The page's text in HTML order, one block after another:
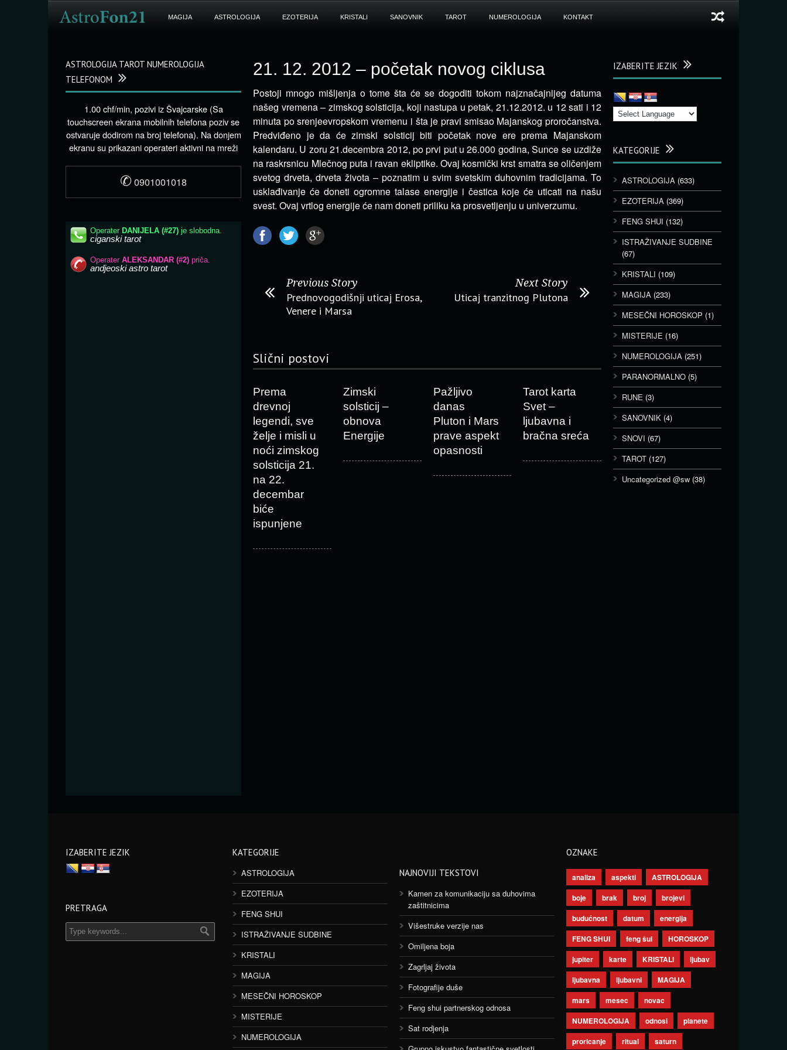
MAGIJA ASTROLOGIJA EZOTERIJA KRISTALI SANOVNIK TAROT NUMEROLOGIJA KONTAKT
21. 12. 2012 – početak novog ciklusa
Postoji mnogo mišljenja o tome šta će se dogoditi tokom najznačajnijeg datuma
našeg vremena – zimskog solsticija, koji nastupa u petak, 21.12.2012. u 12 sati i 12
minuta po srenjeevropskom vremenu i šta je pravi smisao Majanskog proročanstva.
Predviđeno je da će zimski solsticij biti početak nove ere prema Majanskom
kalendaru. U zoru 21.decembra 2012, po prvi put u 26.000 godina, Sunce se uzdiže
na raskrsnicu Mlečnog puta i ravan ekliptike. Ovaj kosmički krst smatra se oličenjem
svetog drveta, drveta života – poznatim u svim svetskim duhovnim tradicijama. To
usklađivanje će doneti ogromne talase energije i čestica koje će uticati na našu
svest. Ovaj vrtlog energije će nam doneti priliku ka prosvetljenju u univerzumu.
Previous Story
Prednovogodišnji uticaj Erosa,
Venere i Marsa
Next Story
Uticaj tranzitnog Plutona
Slični postovi
Prema
drevnoj
legendi, sve
želje i misli u
noći zimskog
solsticija 21.
na 22.
decembar
biće
ispunjene
Zimski
solsticij –
obnova
Energije
Pažljivo
danas
Pluton i Mars
prave aspekt
opasnosti
Tarot karta
Svet –
ljubavna i
bračna sreća
IZABERITE JEZIK
KATEGORIJE
ASTROLOGIJA (633)
EZOTERIJA (369)
FENG SHUI (132)
ISTRAŽIVANJE SUDBINE
(67)
KRISTALI (109)
MAGIJA (233)
MESEČNI HOROSKOP (1)
MISTERIJE (16)
NUMEROLOGIJA (251)
PARANORMALNO (5)
RUNE (3)
SANOVNIK (4)
SNOVI (67)
TAROT (127)
Uncategorized @sw (38)
ASTROLOGIJA TAROT NUMEROLOGIJA
TELEFONOM
1.00 chf/min, pozivi iz Švajcarske (Sa
touchscreen ekrana mobilnih telefona poziv se
ostvaruje dodirom na broj telefona). Na donjem
ekranu su prikazani operateri aktivni na mreži
✆ 0901001018
IZABERITE JEZIK
PRETRAGA
KATEGORIJE
ASTROLOGIJA
EZOTERIJA
FENG SHUI
ISTRAŽIVANJE SUDBINE
KRISTALI
MAGIJA
MESEČNI HOROSKOP
MISTERIJE
NUMEROLOGIJA
NAJNOVIJI TEKSTOVI
Kamen za komunikaciju sa duhovima
zaštitnicima
Višestruke verzije nas
Omiljena boja
Zagrljaj života
Fotografije duše
Feng shui partnerskog odnosa
Sat rodjenja
OZNAKE
analiza aspekti
ASTROLOGIJA
boje
brak broj
brojevi
budućnost
datum
energija
FENG SHUI
feng šui
HOROSKOP
jupiter
karte KRISTALI
ljubav
ljubavna
ljubavni
MAGIJA
mars
mesec
novac
NUMEROLOGIJA
odnosi
planete
proricanje
ritual saturn